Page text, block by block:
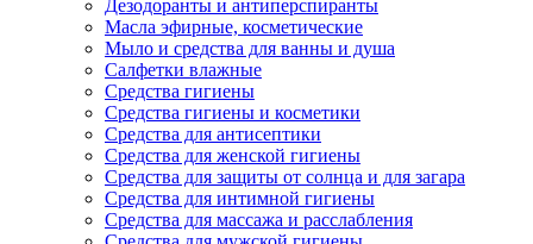
Дезодоранты и антиперспиранты
Масла эфирные, косметические
Мыло и средства для ванны и душа
Салфетки влажные
Средства гигиены
Средства гигиены и косметики
Средства для антисептики
Средства для женской гигиены
Средства для защиты от солнца и для загара
Средства для интимной гигиены
Средства для массажа и расслабления